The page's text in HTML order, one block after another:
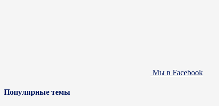
Мы в Facebook
Популярные темы